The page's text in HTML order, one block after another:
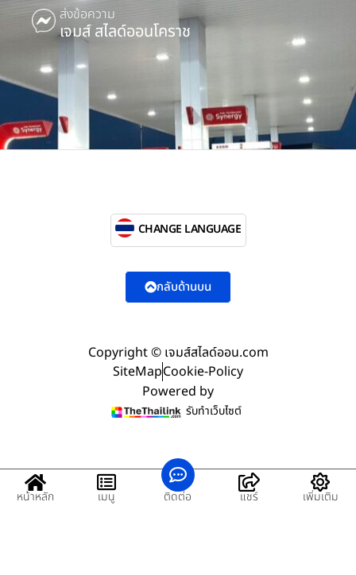
ส่งข้อความ
เจมส์ สไลด์ออนโคราช
Copyright © เจมส์สไลด์ออน.com
SiteMapCookie-Policy
Powered by
รับทำเว็บไซต์
CHANGE LANGUAGE
กลับด้านบน
หน้าหลัก เมนู ติดต่อ แชร์ เพิ่มเติม